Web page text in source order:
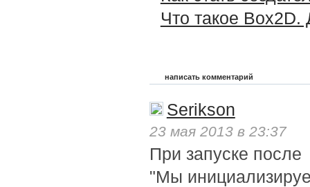
Что такое Box2D.
написать комментарий
Serikson
23 мая 2013 в 23:37
При запуске после
"Мы